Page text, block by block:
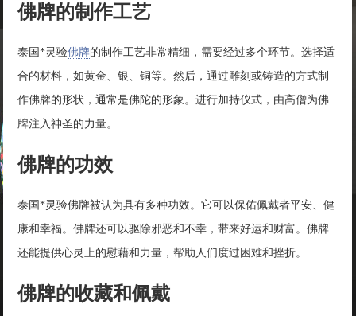
佛牌的制作工艺
泰国*灵验佛牌的制作工艺非常精细，需要经过多个环节。选择适
合的材料，如黄金、银、铜等。然后，通过雕刻或铸造的方式制
作佛牌的形状，通常是佛陀的形象。进行加持仪式，由高僧为佛
牌注入神圣的力量。
佛牌的功效
泰国*灵验佛牌被认为具有多种功效。它可以保佑佩戴者平安、健
康和幸福。佛牌还可以驱除邪恶和不幸，带来好运和财富。佛牌
还能提供心灵上的慰藉和力量，帮助人们度过困难和挫折。
佛牌的收藏和佩戴